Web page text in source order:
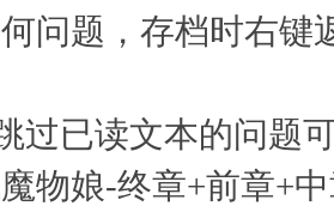
问题，存档时右键
过已读文本的问题
魔物娘-终章+前章+